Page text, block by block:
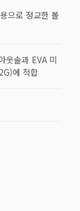
으로 정교한 볼
웃솔과 EVA 미
에 적합